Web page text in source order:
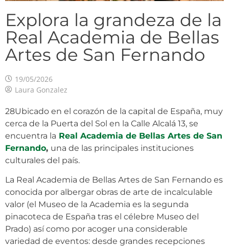
Explora la grandeza de la
Real Academia de Bellas
Artes de San Fernando
19/05/2026
Laura Gonzalez
28Ubicado en el corazón de la capital de España, muy
cerca de la Puerta del Sol en la Calle Alcalá 13, se
encuentra la Real Academia de Bellas Artes de San
Fernando, una de las principales instituciones
culturales del país.
La Real Academia de Bellas Artes de San Fernando es
conocida por albergar obras de arte de incalculable
valor (el Museo de la Academia es la segunda
pinacoteca de España tras el célebre Museo del
Prado) así como por acoger una considerable
variedad de eventos: desde grandes recepciones